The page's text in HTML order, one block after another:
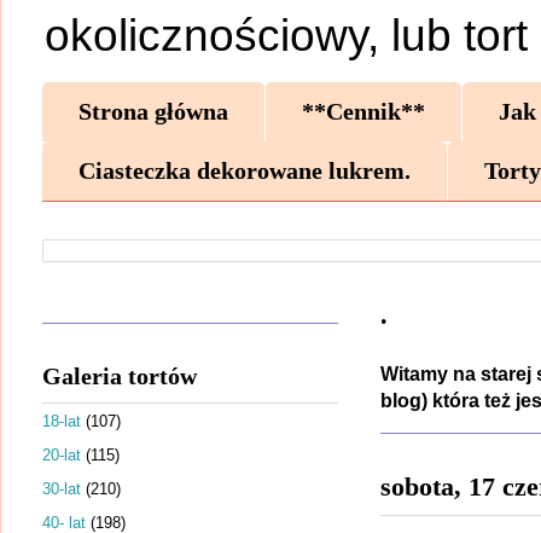
okolicznościowy, lub tort
Strona główna **Cennik** Jak
Ciasteczka dekorowane lukrem.
.
Witamy na starej
blog) która też
sobota, 17
Galeria tortów
18-lat (107)
20-lat (115)
30-lat (210)
40- lat (198)